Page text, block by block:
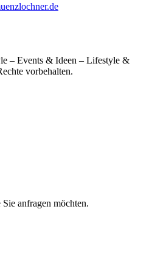
– Events & Ideen – Lifestyle &
vorbehalten.
anfragen möchten.